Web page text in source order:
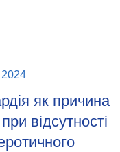
як причина
відсутності